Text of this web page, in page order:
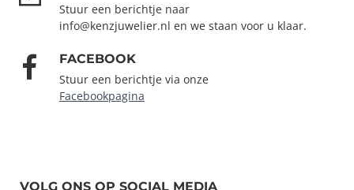
Stuur een berichtje naar
info@kenzjuwelier.nl en we staan voor u klaar.
FACEBOOK
Stuur een berichtje via onze
Facebookpagina
VOLG ONS OP SOCIAL MEDIA